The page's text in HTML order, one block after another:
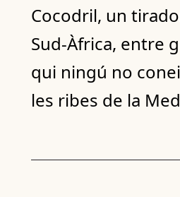
Cocodril, un
Sud-Àfrica, entre
qui ningú no
les ribes de la